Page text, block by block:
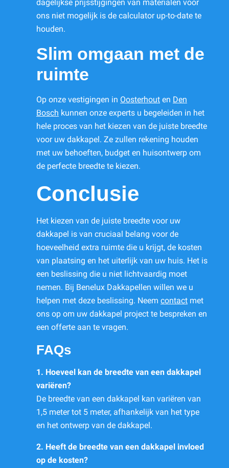
dagelijkse prijsstijgingen van materialen voor
ons niet mogelijk is de calculator up-to-date te
houden.
Slim omgaan met de
ruimte
Op onze vestigingen in Oosterhout en Den
Bosch kunnen onze experts u begeleiden in het
hele proces van het kiezen van de juiste breedte
voor uw dakkapel. Ze zullen rekening houden
met uw behoeften, budget en huisontwerp om
de perfecte breedte te kiezen.
Conclusie
Het kiezen van de juiste breedte voor uw
dakkapel is van cruciaal belang voor de
hoeveelheid extra ruimte die u krijgt, de kosten
van plaatsing en het uiterlijk van uw huis. Het is
een beslissing die u niet lichtvaardig moet
nemen. Bij Benelux Dakkapellen willen we u
helpen met deze beslissing. Neem contact met
ons op om uw dakkapel project te bespreken en
een offerte aan te vragen.
FAQs
1. Hoeveel kan de breedte van een dakkapel
variëren?
De breedte van een dakkapel kan variëren van
1,5 meter tot 5 meter, afhankelijk van het type
en het ontwerp van de dakkapel.
2. Heeft de breedte van een dakkapel invloed
op de kosten?